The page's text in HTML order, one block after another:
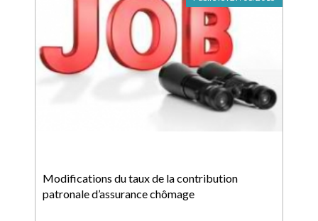
Modifications du taux de la contribution
patronale d’assurance chômage